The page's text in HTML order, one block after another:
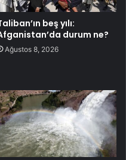
beş yılı:
durum ne?
Ağustos 8, 2026